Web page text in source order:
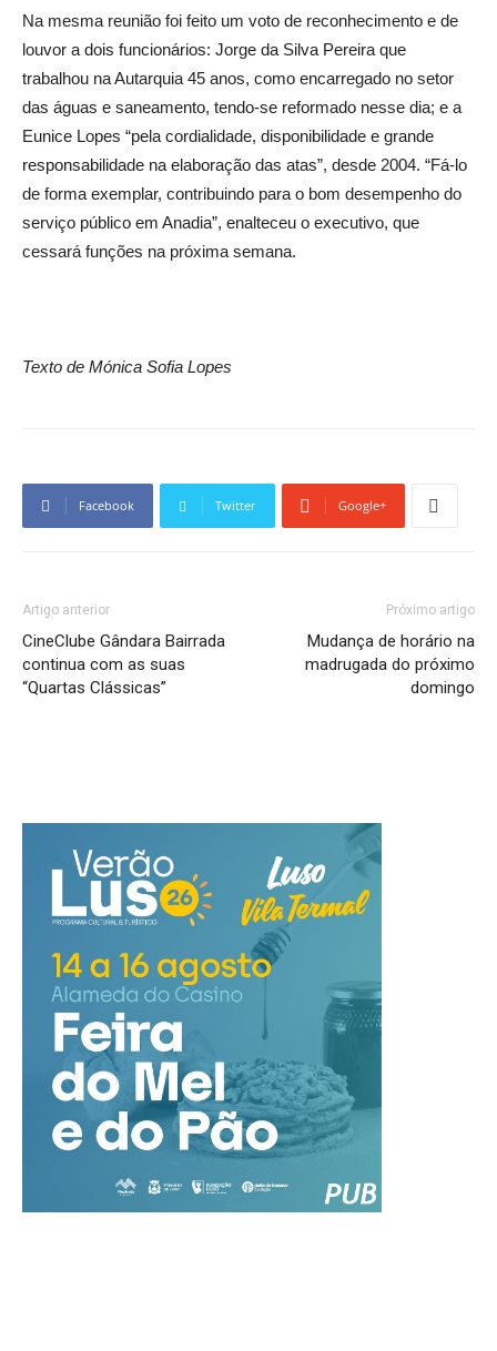
Na mesma reunião foi feito um voto de reconhecimento e de
louvor a dois funcionários: Jorge da Silva Pereira que
trabalhou na Autarquia 45 anos, como encarregado no setor
das águas e saneamento, tendo-se reformado nesse dia; e a
Eunice Lopes “pela cordialidade, disponibilidade e grande
responsabilidade na elaboração das atas”, desde 2004. “Fá-lo
de forma exemplar, contribuindo para o bom desempenho do
serviço público em Anadia”, enalteceu o executivo, que
cessará funções na próxima semana.
Texto de Mónica Sofia Lopes
Facebook Twitter Google+
Artigo anterior
CineClube Gândara Bairrada
continua com as suas
“Quartas Clássicas”
Próximo artigo
Mudança de horário na
madrugada do próximo
domingo